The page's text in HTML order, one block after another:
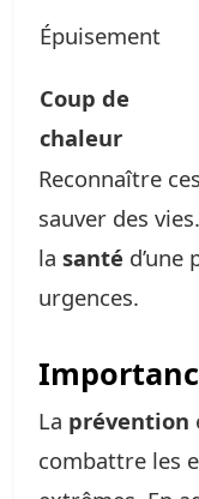
Épuisement
Coup de
chaleur
Reconnaître
sauver des
la santé d’une
urgences.
La prévention
combattre les